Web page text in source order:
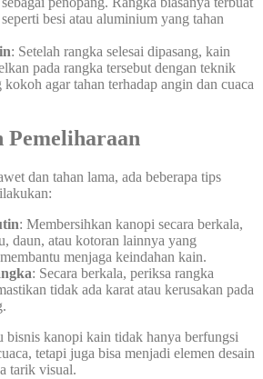
besi atau aluminium yang tahan
: Setelah rangka selesai dipasang, kain
pada rangka tersebut dengan teknik
kokoh agar tahan terhadap angin dan cuaca
Pemeliharaan
dan tahan lama, ada beberapa tips
: Membersihkan kanopi secara berkala,
daun, atau kotoran lainnya yang
menjaga keindahan kain.
: Secara berkala, periksa rangka
tidak ada karat atau kerusakan pada
bisnis kanopi kain tidak hanya berfungsi
tetapi juga bisa menjadi elemen desain
tarik visual.